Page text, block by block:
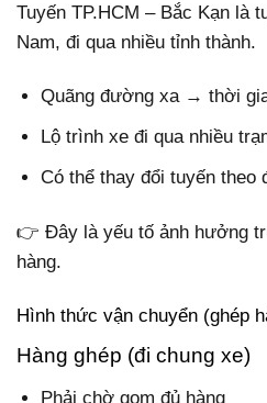
Tuyến TP.HCM – Bắc Kạn là
Nam, đi qua nhiều tỉnh thành.
Quãng đường xa → thời
Lộ trình xe đi qua nhiều
Có thể thay đổi tuyến theo
👉 Đây là yếu tố ảnh hưởng
hàng.
Hình thức vận chuyển (ghép
Hàng ghép (đi chung xe)
Phải chờ gom đủ hàng